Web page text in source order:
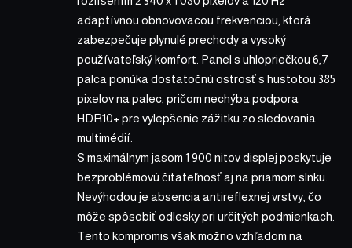
adaptívnou obnovovacou frekvenciou, ktorá
zabezpečuje plynulé prechody a vysoký
používateľský komfort. Panel s uhlopriečkou 6,7
palca ponúka dostatočnú ostrosť s hustotou 385
pixelov na palec, pričom nechýba podpora
HDR10+ pre vylepšenie zážitku zo sledovania
multimédií.
S maximálnym jasom 1 900 nitov displej poskytuje
bezproblémovú čitateľnosť aj na priamom slnku.
Nevýhodou je absencia antireflexnej vrstvy, čo
môže spôsobiť odlesky pri určitých podmienkach.
Tento kompromis však možno vzhľadom na